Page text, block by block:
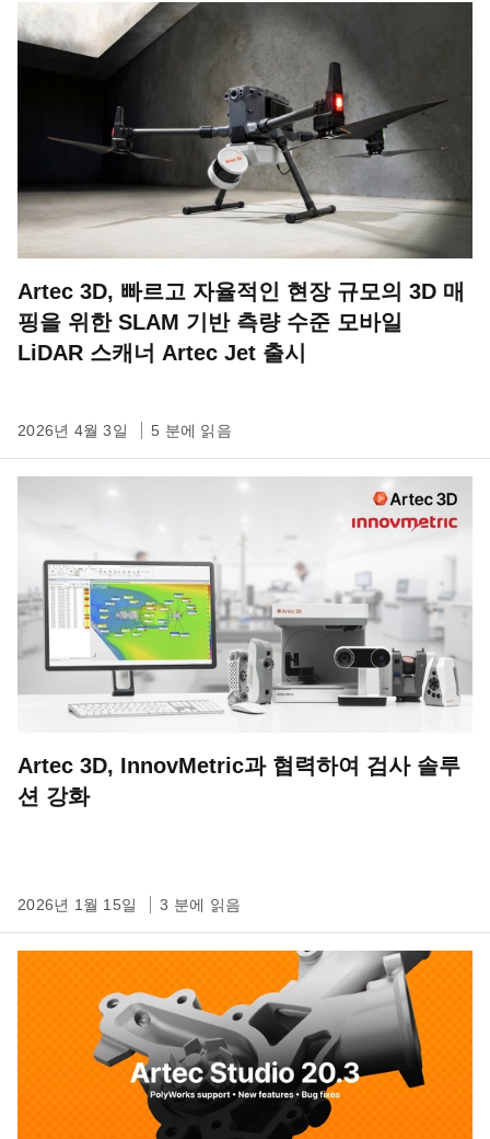
Artec 3D, 빠르고 자율적인 현장 규모의 3D 매
핑을 위한 SLAM 기반 측량 수준 모바일
LiDAR 스캐너 Artec Jet 출시
2026년 4월 3일 5 분에 읽음
Artec 3D, InnovMetric과 협력하여 검사 솔루
션 강화
2026년 1월 15일 3 분에 읽음